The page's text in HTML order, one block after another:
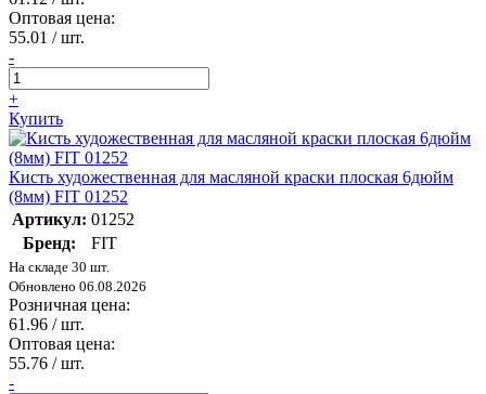
Оптовая цена:
55.01 / шт.
-
+
Купить
Кисть художественная для масляной краски плоская 6дюйм
(8мм) FIT 01252
Артикул: 01252
Бренд:
FIT
На складе 30 шт.
Обновлено 06.08.2026
Розничная цена:
61.96 / шт.
Оптовая цена:
55.76 / шт.
-